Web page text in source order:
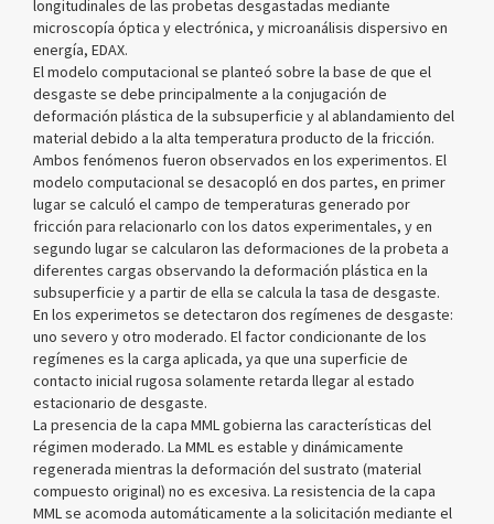
longitudinales de las probetas desgastadas mediante
microscopía óptica y electrónica, y microanálisis dispersivo en
energía, EDAX.
El modelo computacional se planteó sobre la base de que el
desgaste se debe principalmente a la conjugación de
deformación plástica de la subsuperficie y al ablandamiento del
material debido a la alta temperatura producto de la fricción.
Ambos fenómenos fueron observados en los experimentos. El
modelo computacional se desacopló en dos partes, en primer
lugar se calculó el campo de temperaturas generado por
fricción para relacionarlo con los datos experimentales, y en
segundo lugar se calcularon las deformaciones de la probeta a
diferentes cargas observando la deformación plástica en la
subsuperficie y a partir de ella se calcula la tasa de desgaste.
En los experimetos se detectaron dos regímenes de desgaste:
uno severo y otro moderado. El factor condicionante de los
regímenes es la carga aplicada, ya que una superficie de
contacto inicial rugosa solamente retarda llegar al estado
estacionario de desgaste.
La presencia de la capa MML gobierna las características del
régimen moderado. La MML es estable y dinámicamente
regenerada mientras la deformación del sustrato (material
compuesto original) no es excesiva. La resistencia de la capa
MML se acomoda automáticamente a la solicitación mediante el